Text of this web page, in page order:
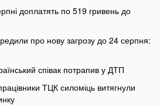
доплатять по 519 гривень до
про нову загрозу до 24 серпня:
співак потрапив у ДТП
ТЦК силоміць витягнули